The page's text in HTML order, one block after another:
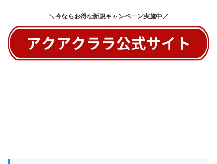
＼今ならお得な新規キャンペーン実施中／